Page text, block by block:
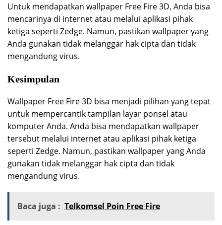
Untuk mendapatkan wallpaper Free Fire 3D, Anda bisa
mencarinya di internet atau melalui aplikasi pihak
ketiga seperti Zedge. Namun, pastikan wallpaper yang
Anda gunakan tidak melanggar hak cipta dan tidak
mengandung virus.
Kesimpulan
Wallpaper Free Fire 3D bisa menjadi pilihan yang tepat
untuk mempercantik tampilan layar ponsel atau
komputer Anda. Anda bisa mendapatkan wallpaper
tersebut melalui internet atau aplikasi pihak ketiga
seperti Zedge. Namun, pastikan wallpaper yang Anda
gunakan tidak melanggar hak cipta dan tidak
mengandung virus.
Baca juga : Telkomsel Poin Free Fire